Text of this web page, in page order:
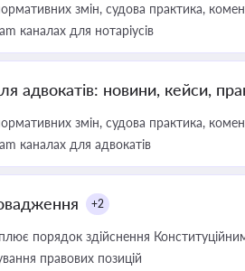
змін, судова практика,
каналах для нотаріусів
адвокатів: новини, кейси,
змін, судова практика,
каналах для адвокатів
+2
порядок здійснення
правових позицій